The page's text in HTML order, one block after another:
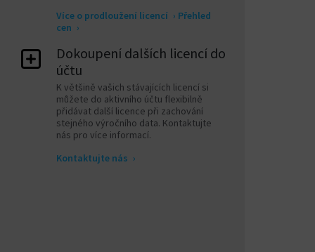
Více o prodloužení licencí › Přehled
cen ›
Dokoupení dalších licencí do
účtu
K většině vašich stávajících licencí si
můžete do aktivního účtu flexibilně
přidávat další licence při zachování
stejného výročního data. Kontaktujte
nás pro více informací.
Kontaktujte nás ›